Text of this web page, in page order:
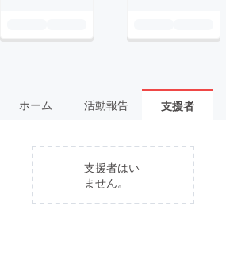
ホーム 活動報告 支援者
支援者はい
ません。